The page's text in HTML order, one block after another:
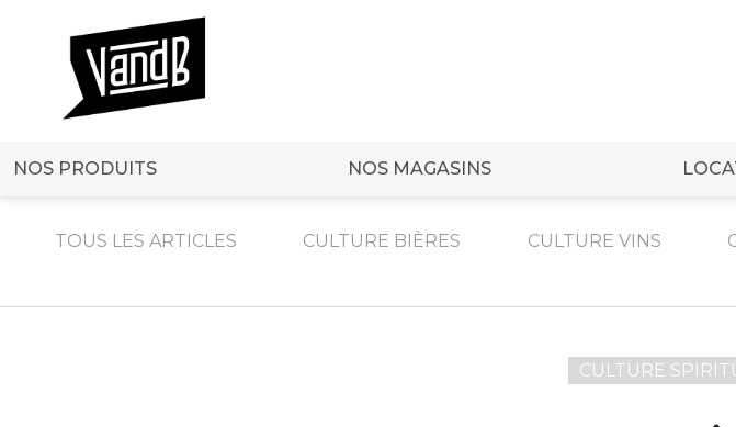
NOS PRODUITS NOS MAGASINS
TOUS LES ARTICLES CULTURE BIÈRES CULTURE VINS
CULTURE